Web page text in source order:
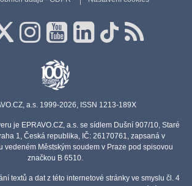
a.s. 1999-2026, ISSN 1213-189X
je EPRAVO.CZ, a.s. se sídlem Dušní 907/10, Staré
1, Česká republika, IČ: 26170761, zapsaná v
vedeném Městským soudem v Praze pod spisovou
značkou B 6510.
textů a dat z této internetové stránky ve smyslu čl. 4